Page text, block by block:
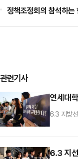
정책조정회의 참석하는
관련기사
연세대
6.3 지방
6.3 지